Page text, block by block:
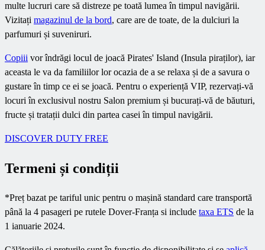
multe lucruri care să distreze pe toată lumea în timpul navigării.
Vizitați magazinul de la bord, care are de toate, de la dulciuri la
parfumuri și suveniruri.
Copiii vor îndrăgi locul de joacă Pirates' Island (Insula piraților), iar
aceasta le va da familiilor lor ocazia de a se relaxa și de a savura o
gustare în timp ce ei se joacă. Pentru o experiență VIP, rezervați-vă
locuri în exclusivul nostru Salon premium și bucurați-vă de băuturi,
fructe și tratații dulci din partea casei în timpul navigării.
DISCOVER DUTY FREE
Termeni și condiții
*Preț bazat pe tariful unic pentru o mașină standard care transportă
până la 4 pasageri pe rutele Dover-Franța si include taxa ETS de la
1 ianuarie 2024.